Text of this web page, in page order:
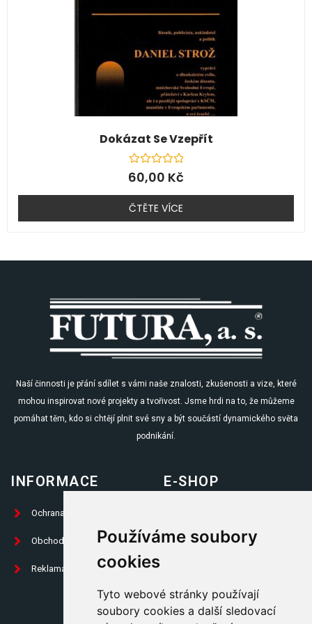
Používáme soubory
cookies
Tyto webové stránky používají
soubory cookies a další sledovací
Dokázat Se Vzepřít
Hodnocení
0
5
60,00 Kč
ČTĚTE VÍCE
Naší činnosti je přání sdílet s vámi naše znalosti, zkušenosti a vize, které
mohou inspirovat nové projekty a tvořivost. Jsme hrdi na to, že můžeme
pomáhat těm, kdo si chtějí plnit své sny a být součástí dynamického světa
podnikání.
INFORMACE
Ochrana osobních údajů
Obchodní podmínky
Reklamační formulář
E-SHOP
Propagační předměty
Placky